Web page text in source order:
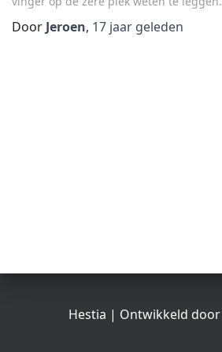
Door Jeroen, 17 jaar geleden
Hestia | Ontwikkeld door